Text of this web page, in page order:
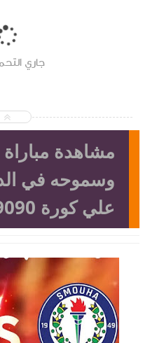
جاري
مشاهدة مباراة
وسموحه في
علي كورة 9090